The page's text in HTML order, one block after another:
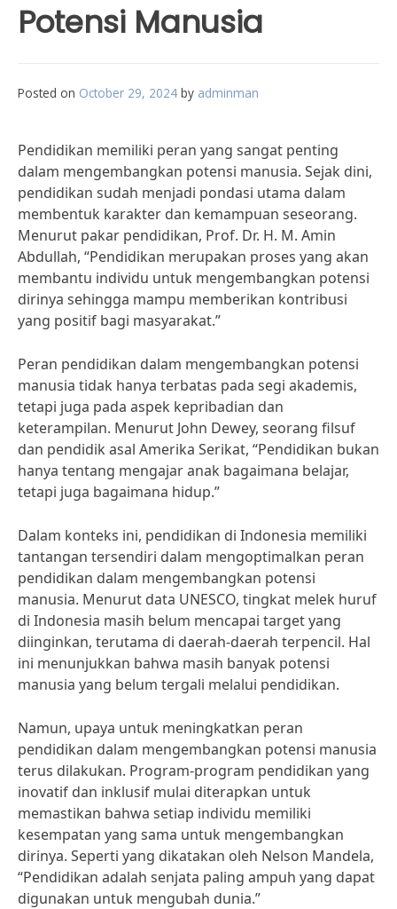
Potensi Manusia
Posted on October 29, 2024 by adminman
Pendidikan memiliki peran yang sangat penting
dalam mengembangkan potensi manusia. Sejak dini,
pendidikan sudah menjadi pondasi utama dalam
membentuk karakter dan kemampuan seseorang.
Menurut pakar pendidikan, Prof. Dr. H. M. Amin
Abdullah, “Pendidikan merupakan proses yang akan
membantu individu untuk mengembangkan potensi
dirinya sehingga mampu memberikan kontribusi
yang positif bagi masyarakat.”
Peran pendidikan dalam mengembangkan potensi
manusia tidak hanya terbatas pada segi akademis,
tetapi juga pada aspek kepribadian dan
keterampilan. Menurut John Dewey, seorang filsuf
dan pendidik asal Amerika Serikat, “Pendidikan bukan
hanya tentang mengajar anak bagaimana belajar,
tetapi juga bagaimana hidup.”
Dalam konteks ini, pendidikan di Indonesia memiliki
tantangan tersendiri dalam mengoptimalkan peran
pendidikan dalam mengembangkan potensi
manusia. Menurut data UNESCO, tingkat melek huruf
di Indonesia masih belum mencapai target yang
diinginkan, terutama di daerah-daerah terpencil. Hal
ini menunjukkan bahwa masih banyak potensi
manusia yang belum tergali melalui pendidikan.
Namun, upaya untuk meningkatkan peran
pendidikan dalam mengembangkan potensi manusia
terus dilakukan. Program-program pendidikan yang
inovatif dan inklusif mulai diterapkan untuk
memastikan bahwa setiap individu memiliki
kesempatan yang sama untuk mengembangkan
dirinya. Seperti yang dikatakan oleh Nelson Mandela,
“Pendidikan adalah senjata paling ampuh yang dapat
digunakan untuk mengubah dunia.”